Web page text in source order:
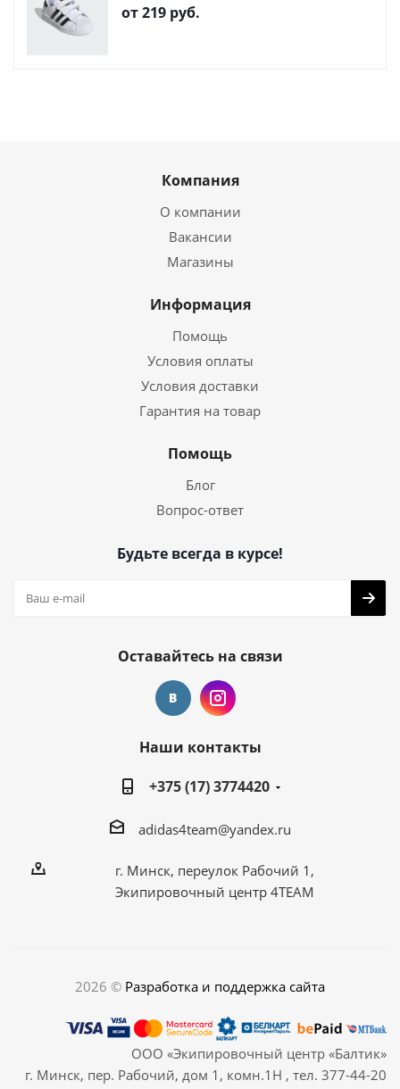
от219 руб.
Компания
О компании
Вакансии
Магазины
Информация
Помощь
Условия оплаты
Условия доставки
Гарантия на товар
Помощь
Блог
Вопрос-ответ
Будьте всегда в курсе!
Оставайтесь на связи
Наши контакты
+375 (17) 3774420
adidas4team@yandex.ru
г. Минск, переулок Рабочий 1,
Экипировочный центр 4TEAM
2026 © Разработка и поддержка сайта
ООО «Экипировочный центр «Балтик»
г. Минск, пер. Рабочий, дом 1, комн.1Н , тел. 377-44-20